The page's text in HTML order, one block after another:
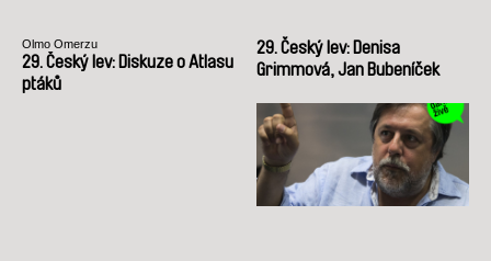
Olmo Omerzu
29. Český lev: Diskuze o Atlasu
ptáků
29. Český lev: Denisa
Grimmová, Jan Bubeníček